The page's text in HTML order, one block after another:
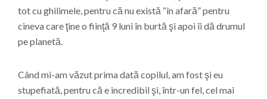
tot cu ghilimele, pentru că nu există “în afară” pentru
cineva care ţine o fiinţă 9 luni în burtă şi apoi îi dă drumul
pe planetă.
Când mi-am văzut prima dată copilul, am fost şi eu
stupefiată, pentru că e incredibil şi, într-un fel, cel mai